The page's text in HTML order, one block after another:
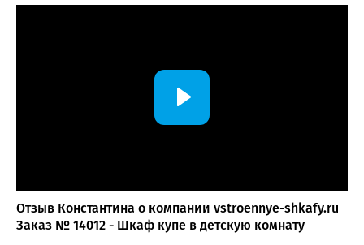
Отзыв Константина о компании vstroennye-shkafy.ru
Заказ № 14012 - Шкаф купе в детскую комнату